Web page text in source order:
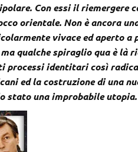
Con essi il riemergere
orientale. Non è ancora
vivace ed aperto a
qualche spiraglio qua è là
processi identitari così
ed la costruzione di una
stato una improbabile